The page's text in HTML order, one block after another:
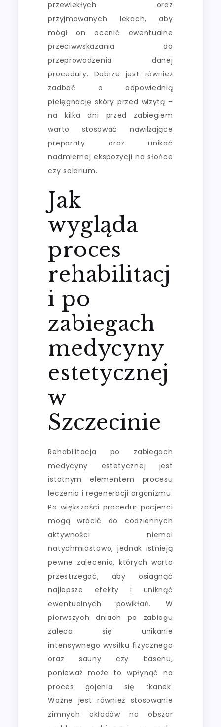
przewlekłych oraz
przyjmowanych lekach, aby
mógł on ocenić ewentualne
przeciwwskazania do
przeprowadzenia danej
procedury. Dobrze jest również
zadbać o odpowiednią
pielęgnację skóry przed wizytą –
na kilka dni przed zabiegiem
warto stosować nawilżające
preparaty oraz unikać
nadmiernej ekspozycji na słońce
czy solarium.
Jak
wygląda
proces
rehabilitacj
i po
zabiegach
medycyny
estetycznej
w
Szczecinie
Rehabilitacja po zabiegach
medycyny estetycznej jest
istotnym elementem procesu
leczenia i regeneracji organizmu.
Po większości procedur pacjenci
mogą wrócić do codziennych
aktywności niemal
natychmiastowo, jednak istnieją
pewne zalecenia, których warto
przestrzegać, aby osiągnąć
najlepsze efekty i uniknąć
ewentualnych powikłań. W
pierwszych dniach po zabiegu
zaleca się unikanie
intensywnego wysiłku fizycznego
oraz sauny czy basenu,
ponieważ może to wpłynąć na
proces gojenia się tkanek.
Ważne jest również stosowanie
zimnych okładów na obszar